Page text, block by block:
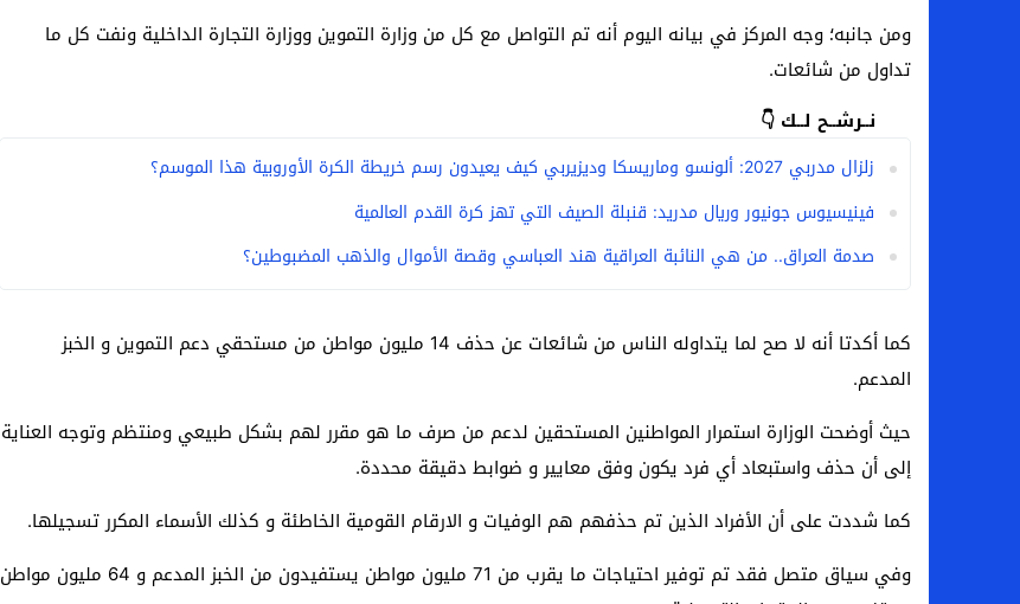
ومن جانبه؛ وجه المركز في بيانه اليوم أنه تم التواصل مع كل من وزارة التموين ووزارة التجارة الداخلية ونفت كل ما
تداول من شائعات.
نــرشــح لــك 👇
زلزال مدربي 2027: ألونسو وماريسكا وديزيربي كيف يعيدون رسم خريطة الكرة الأوروبية هذا الموسم؟
فينيسيوس جونيور وريال مدريد: قنبلة الصيف التي تهز كرة القدم العالمية
صدمة العراق.. من هي النائبة العراقية هند العباسي وقصة الأموال والذهب المضبوطين؟
كما أكدتا أنه لا صح لما يتداوله الناس من شائعات عن حذف 14 مليون مواطن من مستحقي دعم التموين و الخبز
المدعم.
حيث أوضحت الوزارة استمرار المواطنين المستحقين لدعم من صرف ما هو مقرر لهم بشكل طبيعي ومنتظم وتوجه العناية
إلى أن حذف واستبعاد أي فرد يكون وفق معايير و ضوابط دقيقة محددة.
كما شددت على أن الأفراد الذين تم حذفهم هم الوفيات و الارقام القومية الخاطئة و كذلك الأسماء المكرر تسجيلها.
وفي سياق متصل فقد تم توفير احتياجات ما يقرب من 71 مليون مواطن يستفيدون من الخبز المدعم و 64 مليون مواطن